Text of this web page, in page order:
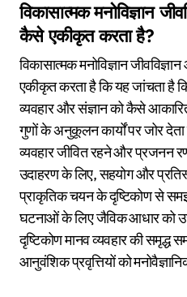
विकासात्मक मनोविज्ञान
कैसे एकीकृत करता है?
विकासात्मक मनोविज्ञान
एकीकृत करता है कि यह जांचता है
व्यवहार और संज्ञान को कैसे
गुणों के अनुकूलन कार्यों पर जोर
व्यवहार जीवित रहने और प्रजनन
उदाहरण के लिए, सहयोग और
प्राकृतिक चयन के दृष्टिकोण से
घटनाओं के लिए जैविक आधार को
दृष्टिकोण मानव व्यवहार की समृद्ध
आनुवंशिक प्रवृत्तियों को